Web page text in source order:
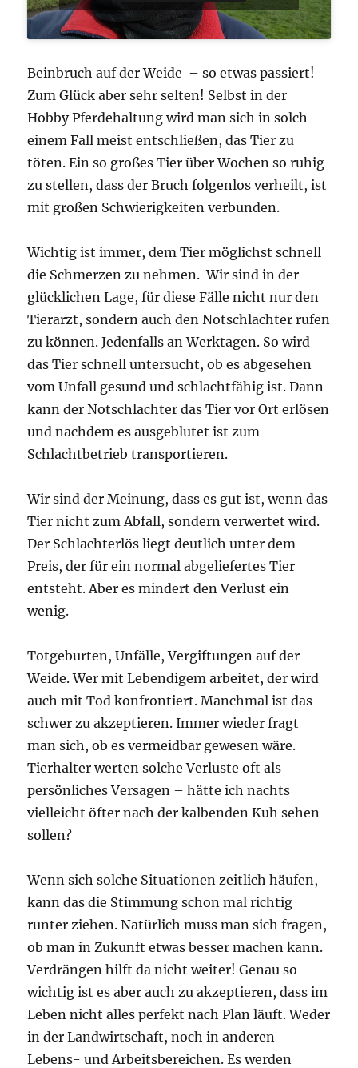
Beinbruch auf der Weide – so etwas passiert!
Zum Glück aber sehr selten! Selbst in der
Hobby Pferdehaltung wird man sich in solch
einem Fall meist entschließen, das Tier zu
töten. Ein so großes Tier über Wochen so ruhig
zu stellen, dass der Bruch folgenlos verheilt, ist
mit großen Schwierigkeiten verbunden.
Wichtig ist immer, dem Tier möglichst schnell
die Schmerzen zu nehmen. Wir sind in der
glücklichen Lage, für diese Fälle nicht nur den
Tierarzt, sondern auch den Notschlachter rufen
zu können. Jedenfalls an Werktagen. So wird
das Tier schnell untersucht, ob es abgesehen
vom Unfall gesund und schlachtfähig ist. Dann
kann der Notschlachter das Tier vor Ort erlösen
und nachdem es ausgeblutet ist zum
Schlachtbetrieb transportieren.
Wir sind der Meinung, dass es gut ist, wenn das
Tier nicht zum Abfall, sondern verwertet wird.
Der Schlachterlös liegt deutlich unter dem
Preis, der für ein normal abgeliefertes Tier
entsteht. Aber es mindert den Verlust ein
wenig.
Totgeburten, Unfälle, Vergiftungen auf der
Weide. Wer mit Lebendigem arbeitet, der wird
auch mit Tod konfrontiert. Manchmal ist das
schwer zu akzeptieren. Immer wieder fragt
man sich, ob es vermeidbar gewesen wäre.
Tierhalter werten solche Verluste oft als
persönliches Versagen – hätte ich nachts
vielleicht öfter nach der kalbenden Kuh sehen
sollen?
Wenn sich solche Situationen zeitlich häufen,
kann das die Stimmung schon mal richtig
runter ziehen. Natürlich muss man sich fragen,
ob man in Zukunft etwas besser machen kann.
Verdrängen hilft da nicht weiter! Genau so
wichtig ist es aber auch zu akzeptieren, dass im
Leben nicht alles perfekt nach Plan läuft. Weder
in der Landwirtschaft, noch in anderen
Lebens- und Arbeitsbereichen. Es werden